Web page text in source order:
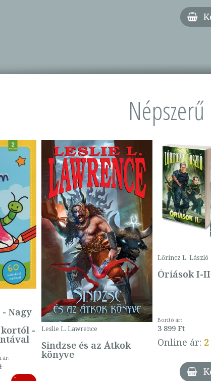
Nagy
kortól -
ár:
-
Leslie L. Lawrence
Sindzse és az Átkok
könyve
Lőrincz L. László
Óriások I-
Borító ár:
3 899 Ft
Online ár: